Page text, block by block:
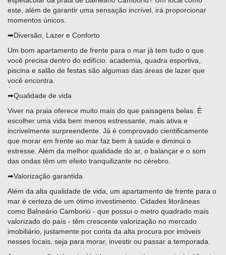
este, além de garantir uma sensação incrível, irá proporcionar
momentos únicos.
➡Diversão, Lazer e Conforto
Um bom apartamento de frente para o mar já tem tudo o que
você precisa dentro do edifício: academia, quadra esportiva,
piscina e salão de festas são algumas das áreas de lazer que
você encontra.
➡Qualidade de vida
Viver na praia oferece muito mais do que paisagens belas. É
escolher uma vida bem menos estressante, mais ativa e
incrivelmente surpreendente. Já é comprovado cientificamente
que morar em frente ao mar faz bem à saúde e diminui o
estresse. Além da melhor qualidade do ar, o balançar e o som
das ondas têm um efeito tranquilizante no cérebro.
➡Valorização garantida
Além da alta qualidade de vida, um apartamento de frente para o
mar é certeza de um ótimo investimento. Cidades litorâneas
como Balneário Camboriú - que possui o metro quadrado mais
valorizado do país - têm crescente valorização no mercado
imobiliário, justamente por conta da alta procura por imóveis
nesses locais, seja para morar, investir ou passar a temporada.